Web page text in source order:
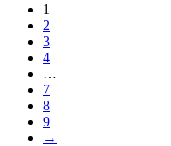
1
2
3
4
…
7
8
9
→